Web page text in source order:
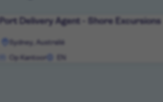
Port Delivery Agent - Shore Excursions
Sydney, Australië
Op Kantoor
bekijken